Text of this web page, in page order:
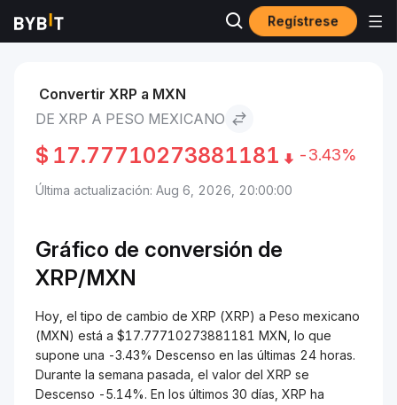
Regístrese
Mercados XRP to Peso mexicano
Convertir XRP a MXN
DE XRP A PESO MEXICANO
$ 17.77710273881181 -3.43%
Última actualización: Aug 6, 2026, 20:00:00
Gráfico de conversión de
XRP/MXN
Hoy, el tipo de cambio de XRP (XRP) a Peso mexicano
(MXN) está a $17.77710273881181 MXN, lo que
supone una -3.43% Descenso en las últimas 24 horas.
Durante la semana pasada, el valor del XRP se
Descenso -5.14%. En los últimos 30 días, XRP ha